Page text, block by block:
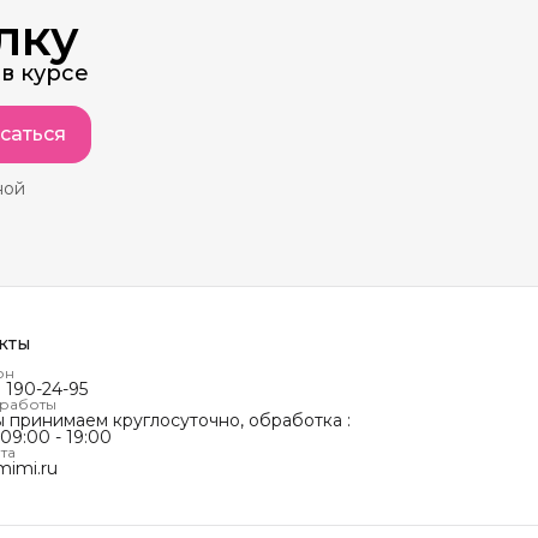
курсе
190-24-95
принимаем круглосуточно, обработка :
- 19:00